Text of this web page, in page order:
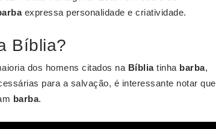
expressa personalidade e criatividade.
Bíblia?
dos homens citados na Bíbliatinha barba,
para a salvação, é interessante notar que
barba.